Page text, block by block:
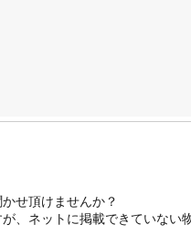
せ頂けませんか？
、ネットに掲載できていな